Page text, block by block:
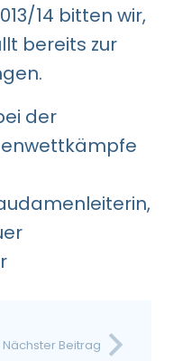
14 bitten wir,
bereits zur
der
Nächster Beitrag